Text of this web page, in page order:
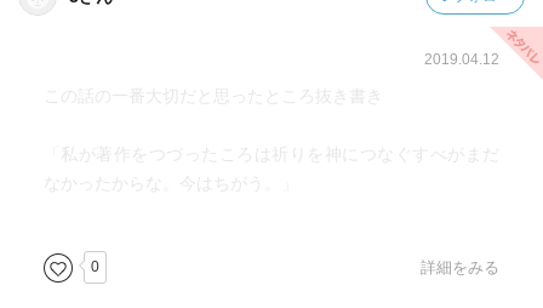
2019.04.12
この話の一番大切だと思ったところ抜き書き
「私が著作をつづったころは祈りを神につなぐすべがまだ
なかったからな。今はちがう。」
0 詳細をみる